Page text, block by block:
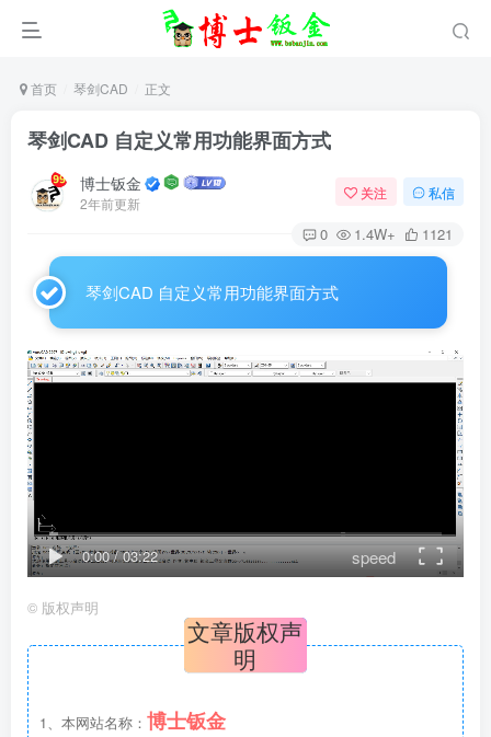
首页 琴剑CAD 正文
琴剑CAD 自定义常用功能界面方式
博士钣金
2年前更新
关注 私信
0 1.4W+ 1121
琴剑CAD 自定义常用功能界面方式
0:00/03:22 speed
© 版权声明
文章版权声
明
1、本网站名称： 博士钣金